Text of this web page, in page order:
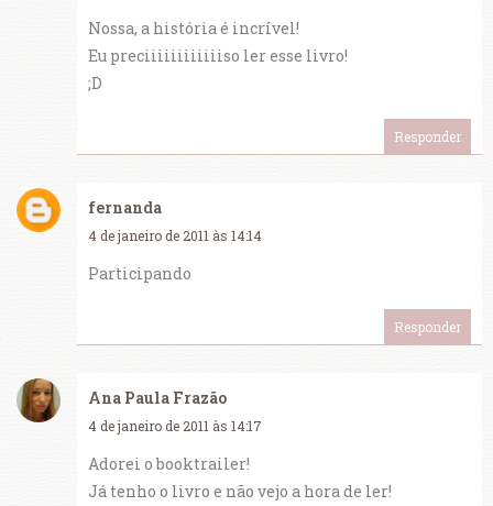
Nossa, a história é incrível!
Eu preciiiiiiiiiiiiso ler esse livro!
;D
Responder
fernanda
4 de janeiro de 2011 às 14:14
Participando
Responder
Ana Paula Frazão
4 de janeiro de 2011 às 14:17
Adorei o booktrailer!
Já tenho o livro e não vejo a hora de ler!